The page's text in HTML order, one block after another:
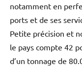
notamment en
ports et de ses
Petite précision et
le pays compte 42
d’un tonnage de